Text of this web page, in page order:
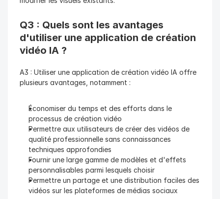
Q3 : Quels sont les avantages
d'utiliser une application de création
vidéo IA ?
A3 : Utiliser une application de création vidéo IA offre
plusieurs avantages, notamment :
Économiser du temps et des efforts dans le
processus de création vidéo
Permettre aux utilisateurs de créer des vidéos de
qualité professionnelle sans connaissances
techniques approfondies
Fournir une large gamme de modèles et d'effets
personnalisables parmi lesquels choisir
Permettre un partage et une distribution faciles des
vidéos sur les plateformes de médias sociaux